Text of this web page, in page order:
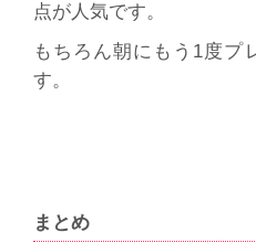
点が人気です。
もちろん朝にもう1度プ
す。
まとめ